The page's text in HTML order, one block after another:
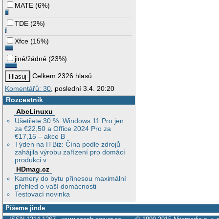
MATE (6%)
TDE (2%)
Xfce (15%)
jiné/žádné (23%)
Celkem 2326 hlasů
Komentářů: 30 , poslední 3.4. 20:20
Rozcestník
AbcLinuxu
Ušetřete 30 %: Windows 11 Pro jen
za €22,50 a Office 2024 Pro za
€17,15 – akce B
Týden na ITBiz: Čína podle zdrojů
zahájila výrobu zařízení pro domácí
produkci v
HDmag.cz
Kamery do bytu přinesou maximální
přehled o vaší domácnosti
Testovací novinka
Píšeme jinde